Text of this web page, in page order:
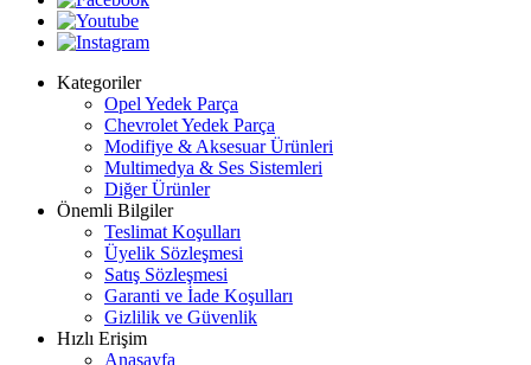
Kategoriler
Opel Yedek Parça
Chevrolet Yedek Parça
Modifiye & Aksesuar Ürünleri
Multimedya & Ses Sistemleri
Diğer Ürünler
Önemli Bilgiler
Teslimat Koşulları
Üyelik Sözleşmesi
Satış Sözleşmesi
Garanti ve İade Koşulları
Gizlilik ve Güvenlik
Hızlı Erişim
Anasayfa